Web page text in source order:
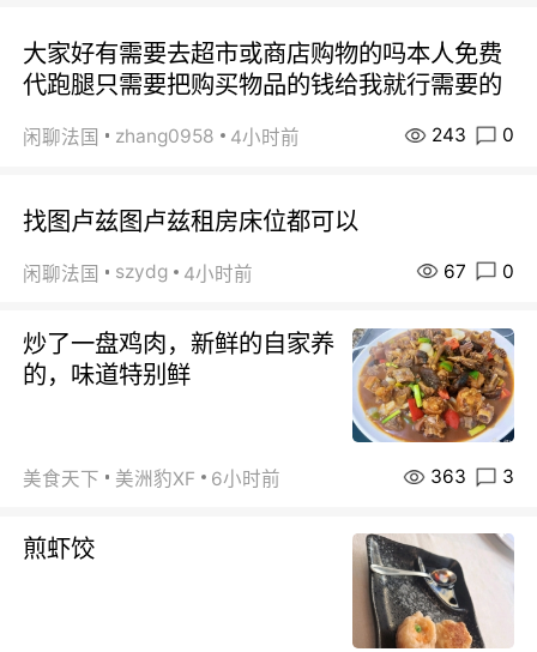
大家好有需要去超市或商店购物的吗本人免费
代跑腿只需要把购买物品的钱给我就行需要的
闲聊法国 zhang0958 4小时前 243 0
找图卢兹图卢兹租房床位都可以
闲聊法国 szydg 4小时前 67 0
炒了一盘鸡肉，新鲜的自家养
的，味道特别鲜
美食天下 美洲豹XF 6小时前 363 3
煎虾饺